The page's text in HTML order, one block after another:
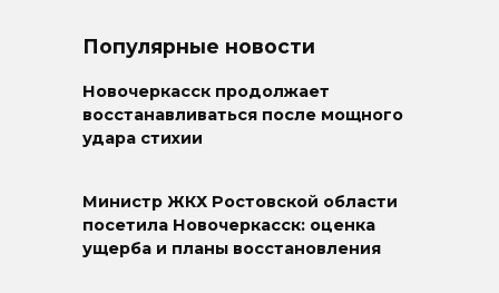
Популярные новости
Новочеркасск продолжает
восстанавливаться после мощного
удара стихии
Министр ЖКХ Ростовской области
посетила Новочеркасск: оценка
ущерба и планы восстановления